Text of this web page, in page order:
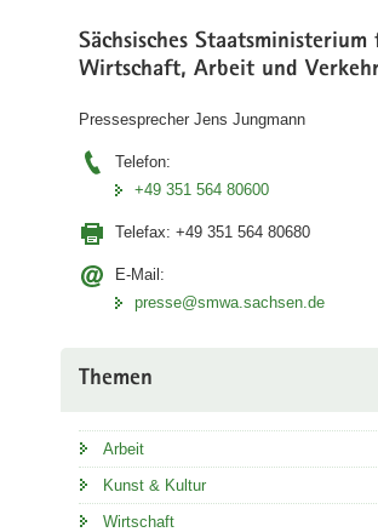
Sächsisches Staatsministerium
Wirtschaft, Arbeit und
Pressesprecher Jens Jungmann
Telefon:
+49 351 564 80600
Telefax: +49 351 564 80680
E-Mail:
presse@smwa.sachsen.de
Themen
Arbeit
Kunst & Kultur
Wirtschaft